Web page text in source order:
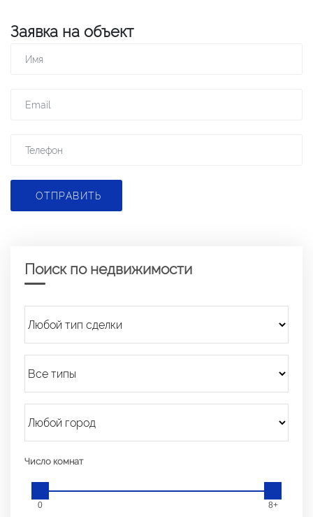
Заявка на объект
ОТПРАВИТЬ
Поиск по недвижимости
Число комнат
0 8+